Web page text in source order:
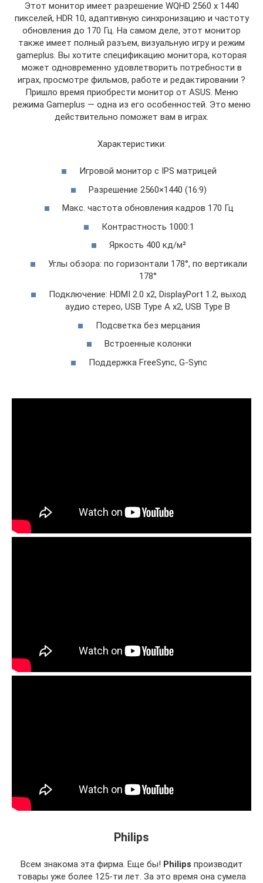
Этот монитор имеет разрешение WQHD 2560 x 1440
пикселей, HDR 10, адаптивную синхронизацию и частоту
обновления до 170 Гц. На самом деле, этот монитор
также имеет полный разъем, визуальную игру и режим
gameplus. Вы хотите спецификацию монитора, которая
может одновременно удовлетворить потребности в
играх, просмотре фильмов, работе и редактировании ?
Пришло время приобрести монитор от ASUS. Меню
режима Gameplus — одна из его особенностей. Это меню
действительно поможет вам в играх.
Характеристики:
Игровой монитор c IPS матрицей
Разрешение 2560×1440 (16:9)
Макс. частота обновления кадров 170 Гц
Контрастность 1000:1
Яркость 400 кд/м²
Углы обзора: по горизонтали 178°, по вертикали
178°
Подключение: HDMI 2.0 x2, DisplayPort 1.2, выход
аудио стерео, USB Type A x2, USB Type B
Подсветка без мерцания
Встроенные колонки
Поддержка FreeSync, G-Sync
Philips
Всем знакома эта фирма. Еще бы! Philips производит
товары уже более 125-ти лет. За это время она сумела